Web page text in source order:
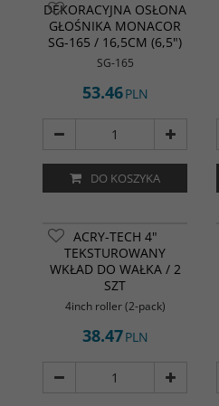
DEKORACYJNA OSŁONA
GŁOŚNIKA MONACOR
SG-165 / 16,5CM (6,5")
SG-165
53.46PLN
DO KOSZYKA
ACRY-TECH 4"
TEKSTUROWANY
WKŁAD DO WAŁKA / 2
SZT
4inch roller (2-pack)
38.47PLN